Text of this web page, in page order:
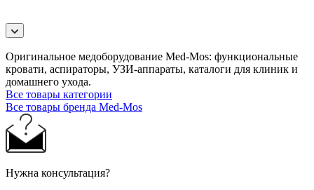
Оригинальное медоборудование Med-Mos: функциональные
кровати, аспираторы, УЗИ-аппараты, каталоги для клиник и
домашнего ухода.
Все товары категории
Все товары бренда Med-Mos
Нужна консультация?